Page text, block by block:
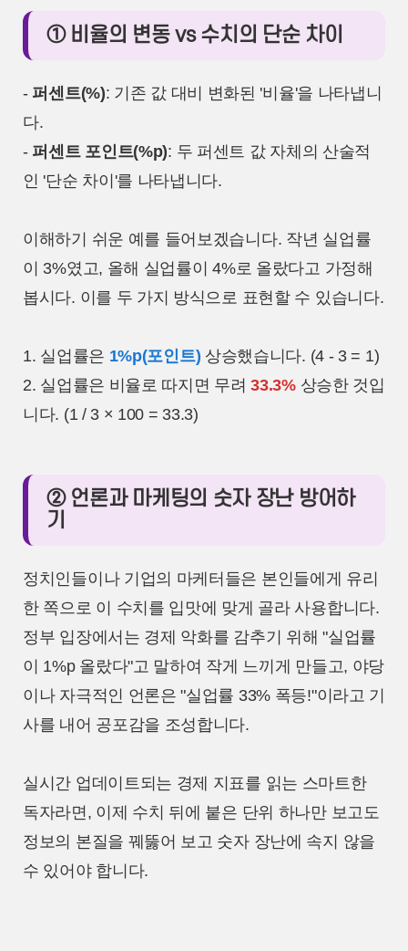
① 비율의 변동 vs 수치의 단순 차이
- 퍼센트(%): 기존 값 대비 변화된 '비율'을 나타냅니
다.
- 퍼센트 포인트(%p): 두 퍼센트 값 자체의 산술적
인 '단순 차이'를 나타냅니다.
이해하기 쉬운 예를 들어보겠습니다. 작년 실업률
이 3%였고, 올해 실업률이 4%로 올랐다고 가정해
봅시다. 이를 두 가지 방식으로 표현할 수 있습니다.
1. 실업률은 1%p(포인트) 상승했습니다. (4 - 3 = 1)
2. 실업률은 비율로 따지면 무려33.3%상승한 것입
니다. (1 / 3 × 100 = 33.3)
② 언론과 마케팅의 숫자 장난 방어하
기
정치인들이나 기업의 마케터들은 본인들에게 유리
한 쪽으로 이 수치를 입맛에 맞게 골라 사용합니다.
정부 입장에서는 경제 악화를 감추기 위해 "실업률
이 1%p 올랐다"고 말하여 작게 느끼게 만들고, 야당
이나 자극적인 언론은 "실업률 33% 폭등!"이라고 기
사를 내어 공포감을 조성합니다.
실시간 업데이트되는 경제 지표를 읽는 스마트한
독자라면, 이제 수치 뒤에 붙은 단위 하나만 보고도
정보의 본질을 꿰뚫어 보고 숫자 장난에 속지 않을
수 있어야 합니다.